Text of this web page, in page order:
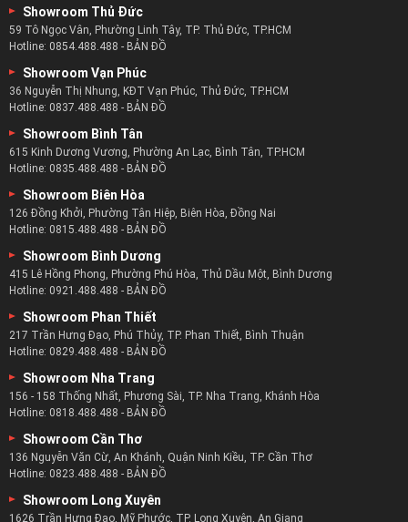
Hotline:0837.488.488 -BẢN ĐỒ
Showroom Bình Tân
Hotline:0835.488.488-BẢN ĐỒ
Showroom Biên Hòa
Hotline:0815.488.488 -BẢN ĐỒ
Showroom Bình Dương
Hotline:0921.488.488 -BẢN ĐỒ
Showroom Phan Thiết
Hotline:0829.488.488 -BẢN ĐỒ
Showroom Nha Trang
Hotline:0818.488.488-BẢN ĐỒ
Showroom Cần Thơ
Hotline:0823.488.488 -BẢN ĐỒ
Showroom Long Xuyên
Hotline:0817.488.488 -BẢN ĐỒ
Showroom Rạch Giá
Hotline:0825.488.488-BẢN ĐỒ